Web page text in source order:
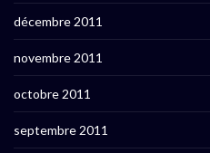
décembre 2011
novembre 2011
octobre 2011
septembre 2011